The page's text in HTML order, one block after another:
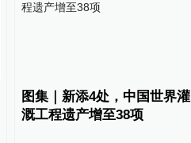
图集｜新添4处，中国世界灌
溉工程遗产增至38项